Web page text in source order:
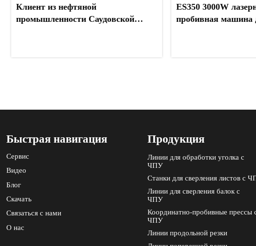
Клиент из нефтяной
промышленности Саудовской
ES350 3000W
пробивная машина
Быстрая навигация
Сервис
Видео
Блог
Скачать
Связаться с нами
О нас
Продукция
Линии для обработки уголка с
ЧПУ
Станки для сверления листов с
Линии для сверления балок с
ЧПУ
Координатно-пробивные прессы
ЧПУ
Линии продольной резки